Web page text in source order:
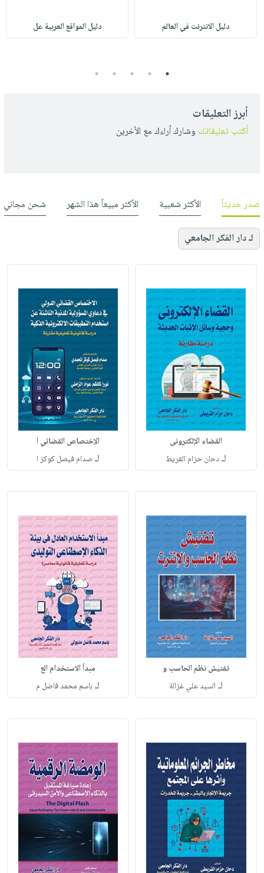
دليل الانترنت في العالم دليل المواقع العربية عل
1
2
3
4
5
أبرز التعليقات
أكتب تعليقاتك وشارك أراءك مع الأخرين
صدر حديثاً الأكثر شعبية الأكثر مبيعاً هذا الشهر شحن مجاني
لـ دار الفكر الجامعي
القضاء الإلكترونى
لـدحان حزام القريط
الإختصاص القضائي ا
لـ صدام فيصل كوكز ا
تفتيش نظم الحاسب و
لـ السيد علي غزالة
مبدأ الاستخدام الع
لـ باسم محمد فاضل م